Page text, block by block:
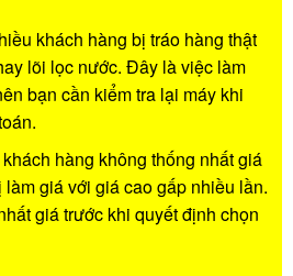
khách hàng bị tráo hàng thật
lõi lọc nước. Đây là việc làm
bạn cần kiểm tra lại máy khi
hàng không thống nhất giá
giá với giá cao gấp nhiều lần.
giá trước khi quyết định chọn